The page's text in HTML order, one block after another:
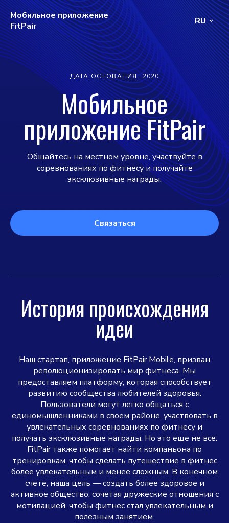
Мобильное приложение
FitPair
RU
ДАТА ОСНОВАНИЯ 2020
Мобильное
приложение FitPair
Общайтесь на местном уровне, участвуйте в
соревнованиях по фитнесу и получайте
эксклюзивные награды.
Связаться
История происхождения
идеи
Наш стартап, приложение FitPair Mobile, призван
революционизировать мир фитнеса. Мы
предоставляем платформу, которая способствует
развитию сообщества любителей здоровья.
Пользователи могут легко общаться с
единомышленниками в своем районе, участвовать в
увлекательных соревнованиях по фитнесу и
получать эксклюзивные награды. Но это еще не все:
FitPair также помогает найти компаньона по
тренировкам, чтобы сделать путешествие в фитнес
более увлекательным и менее сложным. В конечном
счете, наша цель — создать более здоровое и
активное общество, сочетая дружеские отношения с
мотивацией, чтобы фитнес стал увлекательным и
полезным занятием.